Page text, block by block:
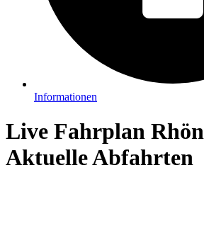
Informationen
Live Fahrplan
Aktuelle Abfahrten